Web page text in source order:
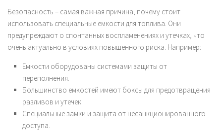
Безопасность – самая важная причина, почему стоит
использовать специальные емкости для топлива. Они
предупреждают о спонтанных воспламенениях и утечках, что
очень актуально в условиях повышенного риска. Например:
Емкости оборудованы системами защиты от
переполнения.
Большинство емкостей имеют боксы для предотвращения
разливов и утечек.
Специальные замки и защита от несанкционированного
доступа.